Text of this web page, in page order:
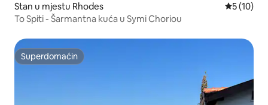
Stan u mjestu Rhodes Prosječna
5 (10)
To Spiti - Šarmantna kuća u Symi Choriou
Superdomaćin
Superdomaćin